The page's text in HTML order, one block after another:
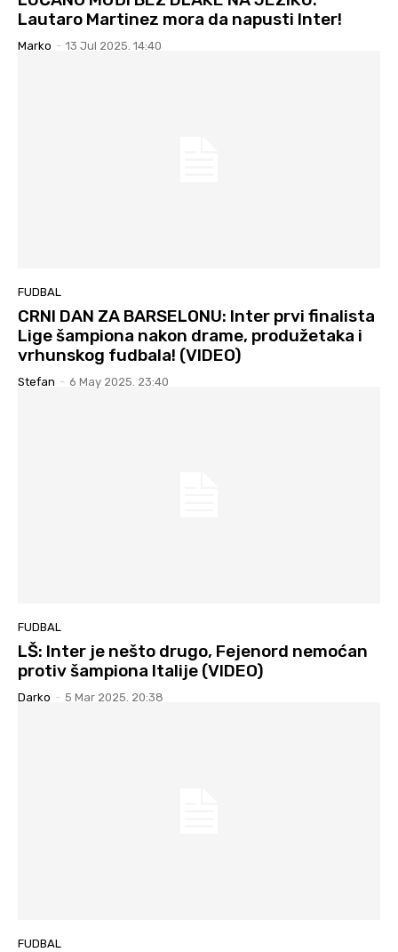
Lautaro Martinez mora da napusti Inter!
Marko - 13 Jul 2025. 14:40
FUDBAL
CRNI DAN ZA BARSELONU: Inter prvi finalista
Lige šampiona nakon drame, produžetaka i
vrhunskog fudbala! (VIDEO)
Stefan - 6 May 2025. 23:40
FUDBAL
LŠ: Inter je nešto drugo, Fejenord nemoćan
protiv šampiona Italije (VIDEO)
Darko - 5 Mar 2025. 20:38
FUDBAL